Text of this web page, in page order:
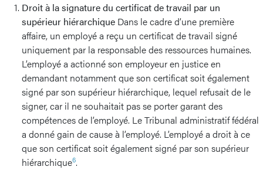
Droit à la signature du certificat de travail par un
supérieur hiérarchique Dans le cadre d’une première
affaire, un employé a reçu un certificat de travail signé
uniquement par la responsable des ressources humaines.
L’employé a actionné son employeur en justice en
demandant notamment que son certificat soit également
signé par son supérieur hiérarchique, lequel refusait de le
signer, car il ne souhaitait pas se porter garant des
compétences de l’employé. Le Tribunal administratif fédéral
a donné gain de cause à l’employé. L’employé a droit à ce
que son certificat soit également signé par son supérieur
hiérarchique6.